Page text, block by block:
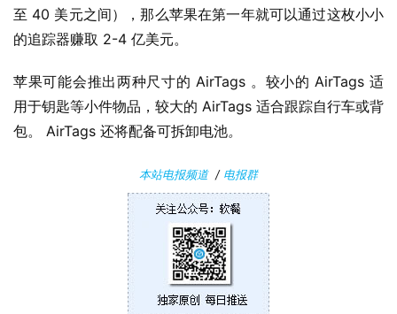
安
卓
苹
果
至 40 美元之间），那么苹果在第一年就可以通过这枚小小
的追踪器赚取 2-4 亿美元。
苹果可能会推出两种尺寸的 AirTags 。较小的 AirTags 适
用于钥匙等小件物品，较大的 AirTags 适合跟踪自行车或背
包。 AirTags 还将配备可拆卸电池。
本站电报频道/ 电报群